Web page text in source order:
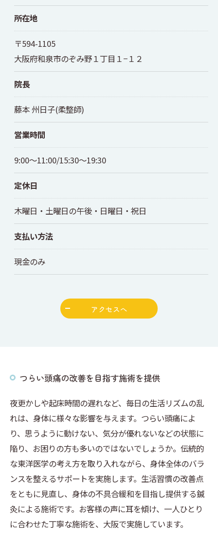
所在地
〒594-1105
大阪府和泉市のぞみ野１丁目１−１２
院長
藤本 州日子(柔整師)
営業時間
9:00～11:00/15:30〜19:30
定休日
木曜日・土曜日の午後・日曜日・祝日
支払い方法
現金のみ
アクセスへ
つらい頭痛の改善を目指す施術を提供
夜更かしや起床時間の遅れなど、毎日の生活リズムの乱
れは、身体に様々な影響を与えます。つらい頭痛によ
り、思うように動けない、気分が優れないなどの状態に
陥り、お困りの方も多いのではないでしょうか。伝統的
な東洋医学の考え方を取り入れながら、身体全体のバラ
ンスを整えるサポートを実施します。生活習慣の改善点
をともに見直し、身体の不具合緩和を目指し提供する鍼
灸による施術です。お客様の声に耳を傾け、一人ひとり
に合わせた丁寧な施術を、大阪で実施しています。